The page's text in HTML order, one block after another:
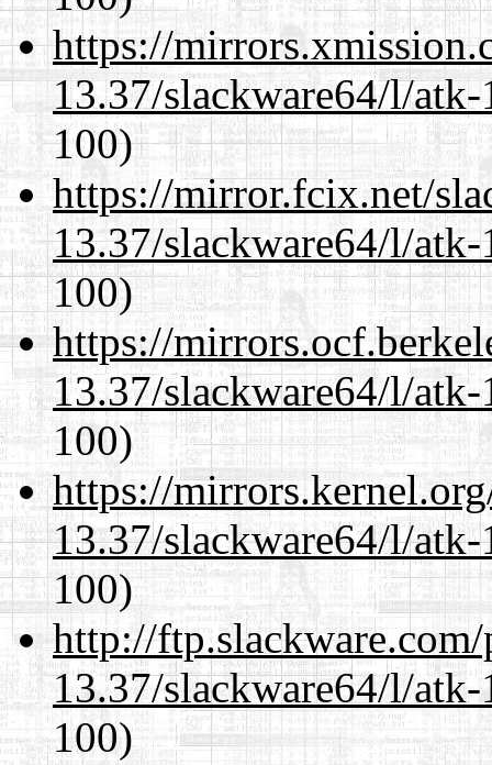
https://
13.37/slackware64/l/
100)
https://mirror.fcix.net/
13.37/slackware64/l/
100)
https://
13.37/slackware64/l/
100)
https://
13.37/slackware64/l/
100)
http://
13.37/slackware64/l/
100)